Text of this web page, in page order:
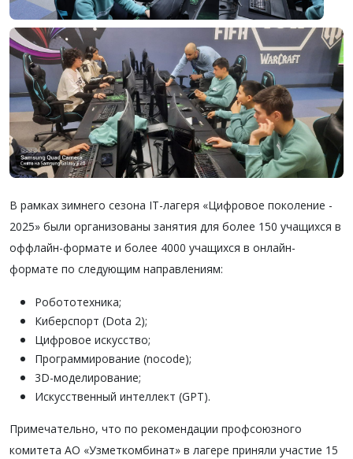
В рамках зимнего сезона IT-лагеря «Цифровое поколение -
2025» были организованы занятия для более 150 учащихся в
оффлайн-формате и более 4000 учащихся в онлайн-
формате по следующим направлениям:
Робототехника;
Киберспорт (Dota 2);
Цифровое искусство;
Программирование (nocode);
3D-моделирование;
Искусственный интеллект (GPT).
Примечательно, что по рекомендации профсоюзного
комитета АО «Узметкомбинат» в лагере приняли участие 15